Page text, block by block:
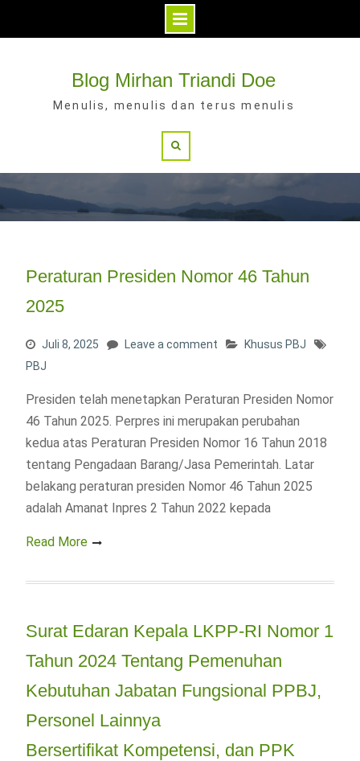
Blog Mirhan Triandi Doe
Menulis, menulis dan terus menulis
Peraturan Presiden Nomor 46 Tahun
2025
Juli 8, 2025 Leave a comment
Khusus PBJ
PBJ
Presiden telah menetapkan Peraturan Presiden Nomor
46 Tahun 2025. Perpres ini merupakan perubahan
kedua atas Peraturan Presiden Nomor 16 Tahun 2018
tentang Pengadaan Barang/Jasa Pemerintah. Latar
belakang peraturan presiden Nomor 46 Tahun 2025
adalah Amanat Inpres 2 Tahun 2022 kepada
Read More
Surat Edaran Kepala LKPP-RI Nomor 1
Tahun 2024 Tentang Pemenuhan
Kebutuhan Jabatan Fungsional PPBJ,
Personel Lainnya
Bersertifikat Kompetensi, dan PPK